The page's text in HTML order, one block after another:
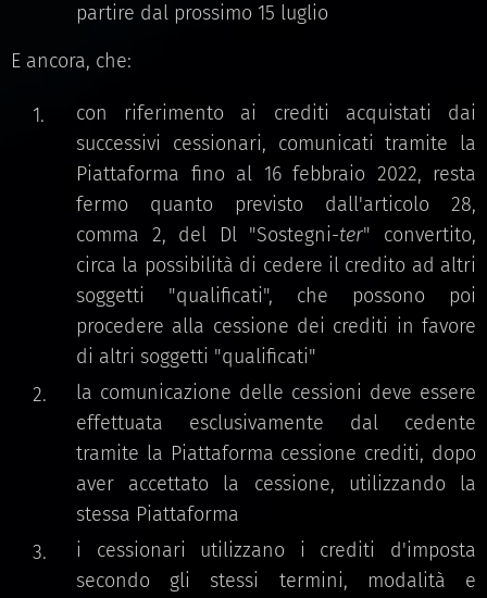
partire dal prossimo 15 luglio
E ancora, che:
con riferimento ai crediti acquistati dai
successivi cessionari, comunicati tramite la
Piattaforma fino al 16 febbraio 2022, resta
fermo quanto previsto dall'articolo 28,
comma 2, del Dl "Sostegni-ter" convertito,
circa la possibilità di cedere il credito ad altri
soggetti "qualificati", che possono poi
procedere alla cessione dei crediti in favore
di altri soggetti "qualificati"
la comunicazione delle cessioni deve essere
effettuata esclusivamente dal cedente
tramite la Piattaforma cessione crediti, dopo
aver accettato la cessione, utilizzando la
stessa Piattaforma
i cessionari utilizzano i crediti d'imposta
secondo gli stessi termini, modalità e